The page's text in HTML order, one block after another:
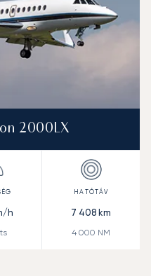
2000LX
h 7 408 km
4 000 NM